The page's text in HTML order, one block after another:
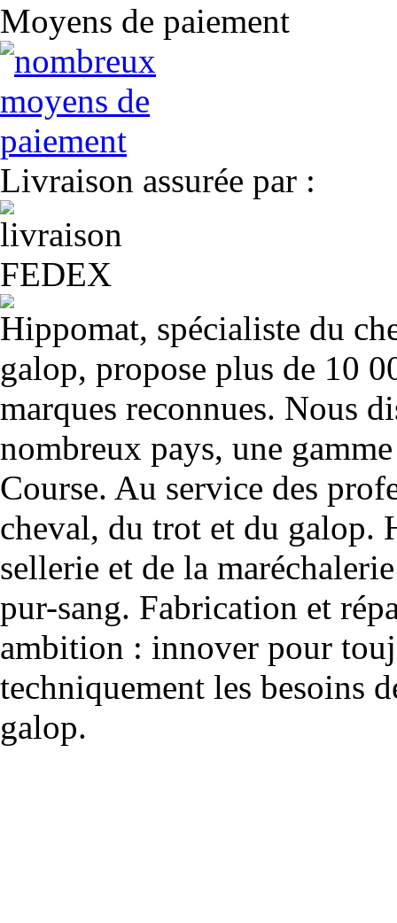
Moyens de paiement
Livraison assurée par :
Hippomat, spécialiste du
galop, propose plus de 10
marques reconnues. Nous
nombreux pays, une
Course. Au service des
cheval, du trot et du galop.
sellerie et de la
pur-sang. Fabrication et
ambition : innover pour
techniquement les besoins
galop.